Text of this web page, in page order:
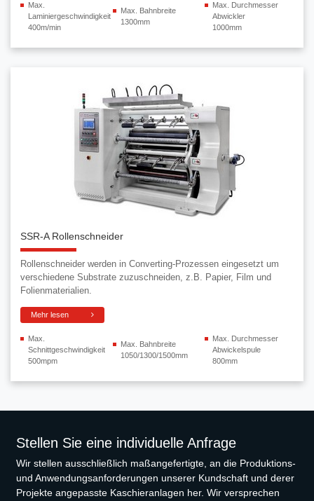
Max.
Laminiergeschwindigkeit
400m/min
Max. Bahnbreite
1300mm
Max. Durchmesser
Abwickler
1000mm
SSR-A Rollenschneider
Rollenschneider werden in Converting-Prozessen eingesetzt um
verschiedene Substrate zuzuschneiden, z.B. Papier, Film und
Folienmaterialien.
Mehr lesen
Max.
Schnittgeschwindigkeit
500mpm
Max. Bahnbreite
1050/1300/1500mm
Max. Durchmesser
Abwickelspule
800mm
Stellen Sie eine individuelle Anfrage
Wir stellen ausschließlich maßangefertigte, an die Produktions-
und Anwendungsanforderungen unserer Kundschaft und derer
Projekte angepasste Kaschieranlagen her. Wir versprechen